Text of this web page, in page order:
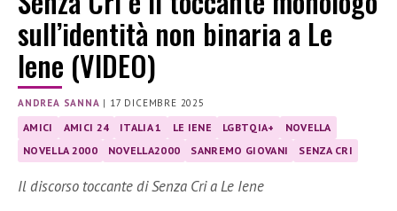
sull’identità non binaria a Le
Iene (VIDEO)
ANDREA SANNA | 17 DICEMBRE 2025
AMICI AMICI 24 ITALIA 1 LE IENE LGBTQIA+
NOVELLA
NOVELLA 2000
NOVELLA2000 SANREMO GIOVANI SENZA CRI
Il discorso toccante di Senza Cri a Le Iene